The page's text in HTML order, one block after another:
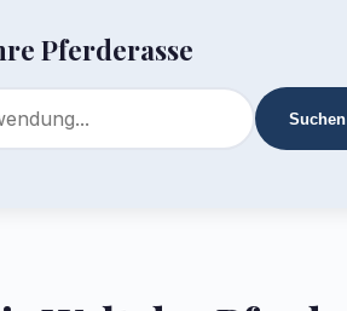
Pferderasse
Suchen